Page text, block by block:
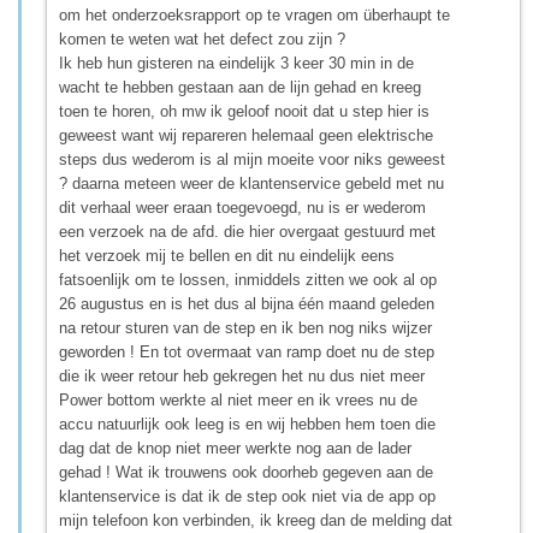
om het onderzoeksrapport op te vragen om überhaupt te
komen te weten wat het defect zou zijn ?
Ik heb hun gisteren na eindelijk 3 keer 30 min in de
wacht te hebben gestaan aan de lijn gehad en kreeg
toen te horen, oh mw ik geloof nooit dat u step hier is
geweest want wij repareren helemaal geen elektrische
steps dus wederom is al mijn moeite voor niks geweest
? daarna meteen weer de klantenservice gebeld met nu
dit verhaal weer eraan toegevoegd, nu is er wederom
een verzoek na de afd. die hier overgaat gestuurd met
het verzoek mij te bellen en dit nu eindelijk eens
fatsoenlijk om te lossen, inmiddels zitten we ook al op
26 augustus en is het dus al bijna één maand geleden
na retour sturen van de step en ik ben nog niks wijzer
geworden ! En tot overmaat van ramp doet nu de step
die ik weer retour heb gekregen het nu dus niet meer
Power bottom werkte al niet meer en ik vrees nu de
accu natuurlijk ook leeg is en wij hebben hem toen die
dag dat de knop niet meer werkte nog aan de lader
gehad ! Wat ik trouwens ook doorheb gegeven aan de
klantenservice is dat ik de step ook niet via de app op
mijn telefoon kon verbinden, ik kreeg dan de melding dat